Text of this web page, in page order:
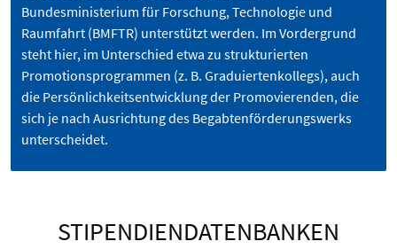
Bundesministerium für ­Forschung, Technologie und
Raumfahrt (BMFTR) unterstützt werden. Im Vordergrund
steht hier, im Unterschied etwa zu strukturierten
Promotionsprogrammen (z. B. Graduiertenkollegs), auch
die Persönlichkeitsentwicklung der Promovierenden, die
sich je nach Ausrichtung des Begabtenförderungswerks
unterscheidet.
STIPENDIENDATENBANKEN